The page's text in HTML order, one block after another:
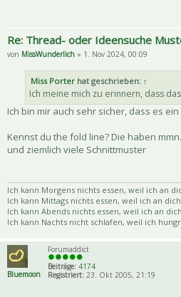
Re: Thread- oder Ideensuche
von MissWunderlich » 1. Nov 2024, 00:09
Miss Porter hat geschrieben: ↑
Ich meine mich zu erinnern, dass
Ich bin mir auch sehr sicher, dass es
Kennst du the fold line? Die haben
und ziemlich viele Schnittmuster
Ich kann Morgens nichts essen, weil ich an
Ich kann Mittags nichts essen, weil ich an
Ich kann Abends nichts essen, weil ich an
Ich kann Nachts nicht schlafen, weil ich
Bluemoon
Forumaddict
Beiträge: 4174
Registriert: 23. Okt 2005, 21:19